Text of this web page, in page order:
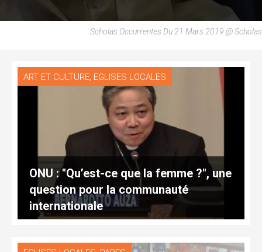
Scholas Occurrentes Du 21 Mars 2019 @ Scholas
ART ET CULTURE, EGLISES LOCALES
ONU : "Qu’est-ce que la femme ?", une
question pour la communauté
internationale